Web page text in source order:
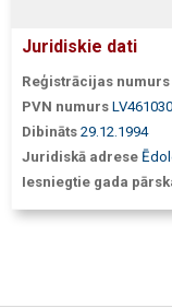
Juridiskie dati
Reģistrācijas numurs
PVN numurs
Dibināts 29.12.1994
Juridiskā adrese
Iesniegtie gada